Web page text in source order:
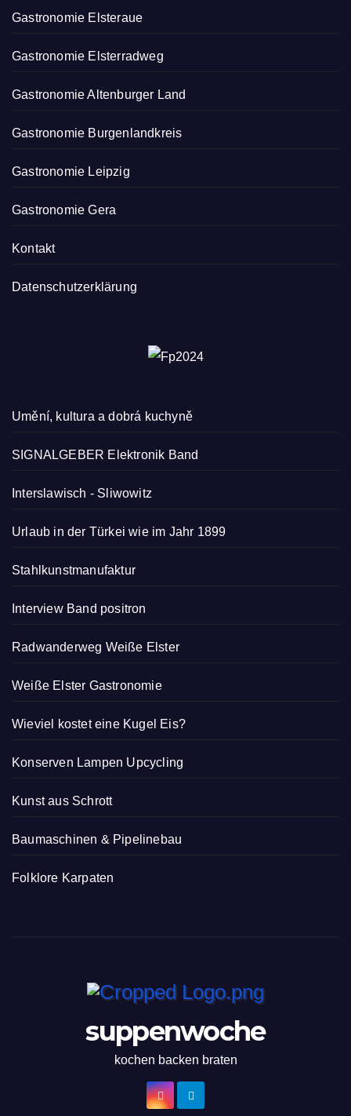
Gastronomie Elsteraue
Gastronomie Elsterradweg
Gastronomie Altenburger Land
Gastronomie Burgenlandkreis
Gastronomie Leipzig
Gastronomie Gera
Kontakt
Datenschutzerklärung
Umění, kultura a dobrá kuchyně
SIGNALGEBER Elektronik Band
Interslawisch - Sliwowitz
Urlaub in der Türkei wie im Jahr 1899
Stahlkunstmanufaktur
Interview Band positron
Radwanderweg Weiße Elster
Weiße Elster Gastronomie
Wieviel kostet eine Kugel Eis?
Konserven Lampen Upcycling
Kunst aus Schrott
Baumaschinen & Pipelinebau
Folklore Karpaten
suppenwoche
kochen backen braten